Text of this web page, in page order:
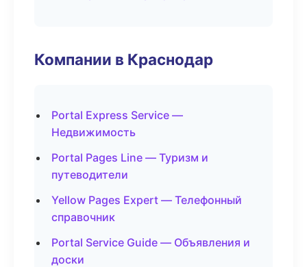
Компании в Краснодар
Portal Express Service —
Недвижимость
Portal Pages Line — Туризм и
путеводители
Yellow Pages Expert — Телефонный
справочник
Portal Service Guide — Объявления и
доски